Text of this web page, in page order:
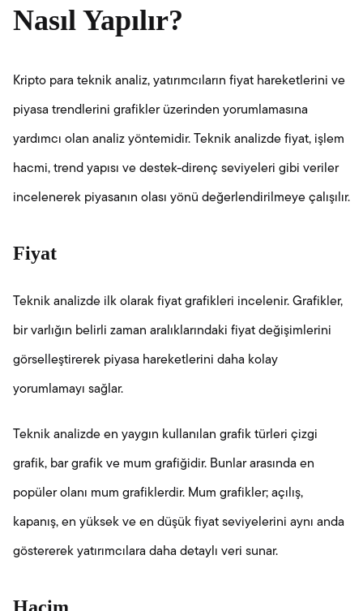
Nasıl Yapılır?
Kripto para teknik analiz, yatırımcıların fiyat hareketlerini ve
piyasa trendlerini grafikler üzerinden yorumlamasına
yardımcı olan analiz yöntemidir. Teknik analizde fiyat, işlem
hacmi, trend yapısı ve destek-direnç seviyeleri gibi veriler
incelenerek piyasanın olası yönü değerlendirilmeye çalışılır.
Fiyat
Teknik analizde ilk olarak fiyat grafikleri incelenir. Grafikler,
bir varlığın belirli zaman aralıklarındaki fiyat değişimlerini
görselleştirerek piyasa hareketlerini daha kolay
yorumlamayı sağlar.
Teknik analizde en yaygın kullanılan grafik türleri çizgi
grafik, bar grafik ve mum grafiğidir. Bunlar arasında en
popüler olanı mum grafiklerdir. Mum grafikler; açılış,
kapanış, en yüksek ve en düşük fiyat seviyelerini aynı anda
göstererek yatırımcılara daha detaylı veri sunar.